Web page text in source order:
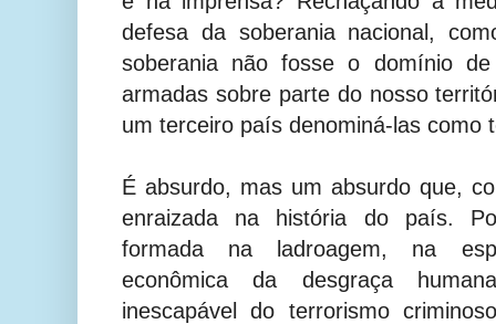
defesa da soberania nacional,
soberania não fosse o domínio de
armadas sobre parte do nosso
um terceiro país denominá-las como
É absurdo, mas um absurdo que,
enraizada na história do país.
formada na ladroagem, na
econômica da desgraça
inescapável do terrorismo